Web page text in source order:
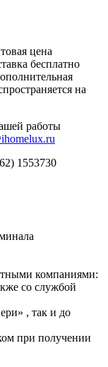
цена
бесплатно
на
работы
1553730
компаниями:
со службой
, так и до
при получении